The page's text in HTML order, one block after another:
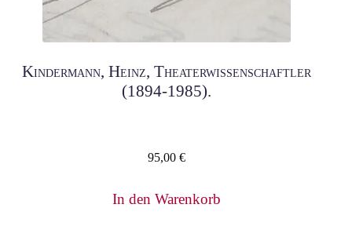
Kindermann, Heinz, Theaterwissenschaftler
(1894-1985).
95,00 €
In den Warenkorb